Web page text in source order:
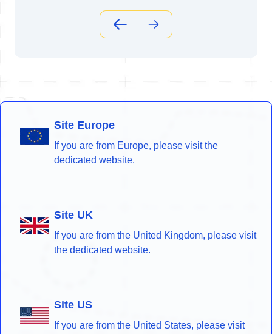
Site Europe
If you are from Europe, please visit the
dedicated website.
Site UK
If you are from the United Kingdom, please visit
the dedicated website.
Site US
If you are from the United States, please visit